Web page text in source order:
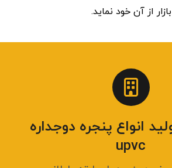
از آن خود نماید.
انواع پنجره دوجداره
upvc